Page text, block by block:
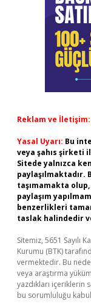
Reklam ve İletişim:
Yasal Uyarı: Bu
veya şahıs şirketi
Sitede yalnızca
taşımamakta
paylaşım
benzerlikleri
taslak halindedir
Sitemiz, 5651 Sayılı
Kurumu (BTK)
vermektedir. Bu
veya araştırma
yazdıkları içeriklerin
bu sorumluluğu